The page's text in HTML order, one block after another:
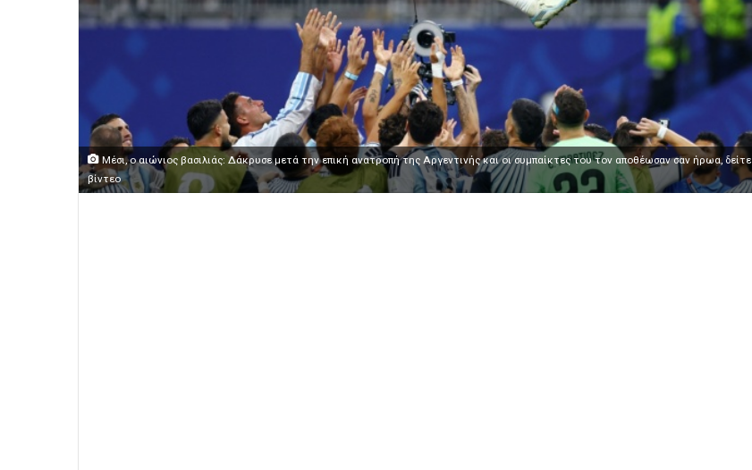
Μέσι, ο αιώνιος βασιλιάς: Δάκρυσε μετά την επική ανατροπή της Αργεντινής και οι συμπαίκτες του τον αποθέωσαν σαν ήρωα, δείτε
βίντεο